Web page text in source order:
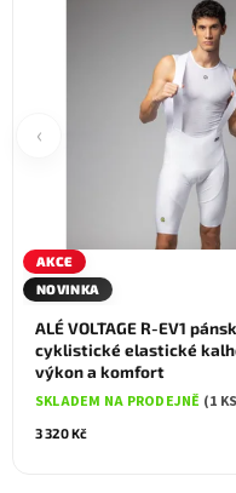
‹
AKCE
NOVINKA
ALÉ VOLTAGE R-EV1
cyklistické elastické
výkon a komfort
SKLADEM NA PRODEJNĚ (1
3 320 Kč